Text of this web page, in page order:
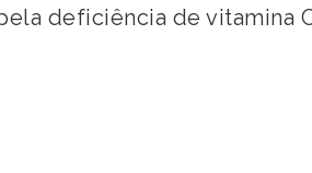
deficiência de vitamina